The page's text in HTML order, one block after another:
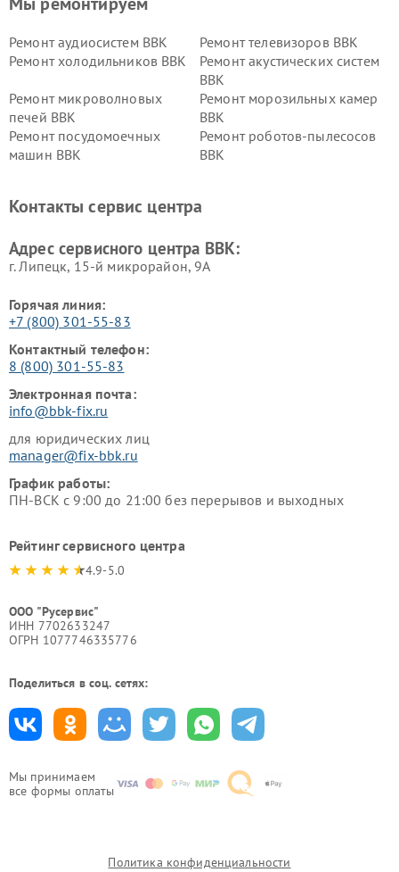
Мы принимаем
все формы оплаты
Ремонт аудиосистем BBK
Ремонт телевизоров BBK
Ремонт холодильников BBK
Ремонт акустических систем
BBK
Ремонт микроволновых
печей BBK
Ремонт морозильных камер
BBK
Ремонт посудомоечных
машин BBK
Ремонт роботов-пылесосов
BBK
Ремонт винных шкафов BBK
Контакты сервис центра
Адрес сервисного центра BBK:
г. Липецк, 15-й микрорайон, 9А
Горячая линия:
+7 (800) 301-55-83
Контактный телефон:
8 (800) 301-55-83
Электронная почта:
info@bbk-fix.ru
для юридических лиц
manager@fix-bbk.ru
График работы:
ПН-ВСК с 9:00 до 21:00 без перерывов и выходных
Рейтинг сервисного центра
4.9-5.0
ООО "Русервис"
ИНН 7702633247
ОГРН 1077746335776
Поделиться в соц. сетях:
Политика конфиденциальности